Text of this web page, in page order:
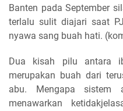
Banten pada September
terlalu sulit diajari saat
nyawa sang buah hati.
Dua kisah pilu antara
merupakan buah dari
abu. Mengapa sistem
menawarkan